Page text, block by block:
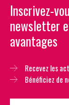
Inscrivez-
newsletter
avantages
Recevez les
Bénéficiez de